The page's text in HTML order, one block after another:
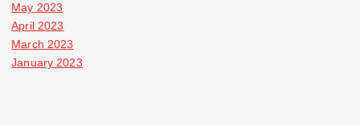
May 2023
April 2023
March 2023
January 2023